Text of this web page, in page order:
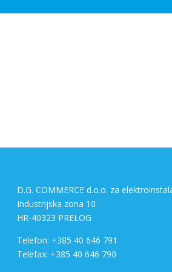
D.G. COMMERCE d.o.o. za
Industrijska zona 10
HR-40323 PRELOG
Telefon: +385 40 646 791
Telefax: +385 40 646 790